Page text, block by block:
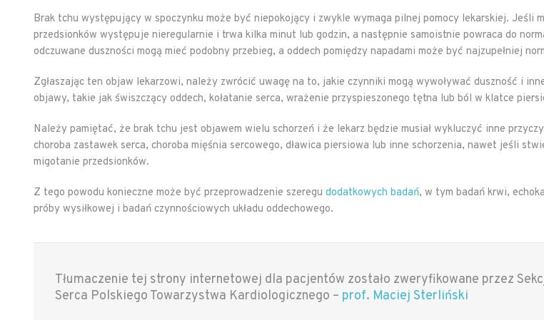
Brak tchu występujący w spoczynku może być niepokojący i zwykle wymaga pilnej pomocy lekarskiej. Jeśli
przedsionków występuje nieregularnie i trwa kilka minut lub godzin, a następnie samoistnie powraca do
odczuwane duszności mogą mieć podobny przebieg, a oddech pomiędzy napadami może być najzupełniej
Zgłaszając ten objaw lekarzowi, należy zwrócić uwagę na to, jakie czynniki mogą wywoływać duszność i
objawy, takie jak świszczący oddech, kołatanie serca, wrażenie przyspieszonego tętna lub ból w klatce
Należy pamiętać, że brak tchu jest objawem wielu schorzeń i że lekarz będzie musiał wykluczyć inne
choroba zastawek serca, choroba mięśnia sercowego, dławica piersiowa lub inne schorzenia, nawet jeśli
migotanie przedsionków.
Z tego powodu konieczne może być przeprowadzenie szeregu dodatkowych badań, w tym badań krwi,
próby wysiłkowej i badań czynnościowych układu oddechowego.
Tłumaczenie tej strony internetowej dla pacjentów zostało zweryfikowane przez
Serca Polskiego Towarzystwa Kardiologicznego – prof. Maciej Sterliński